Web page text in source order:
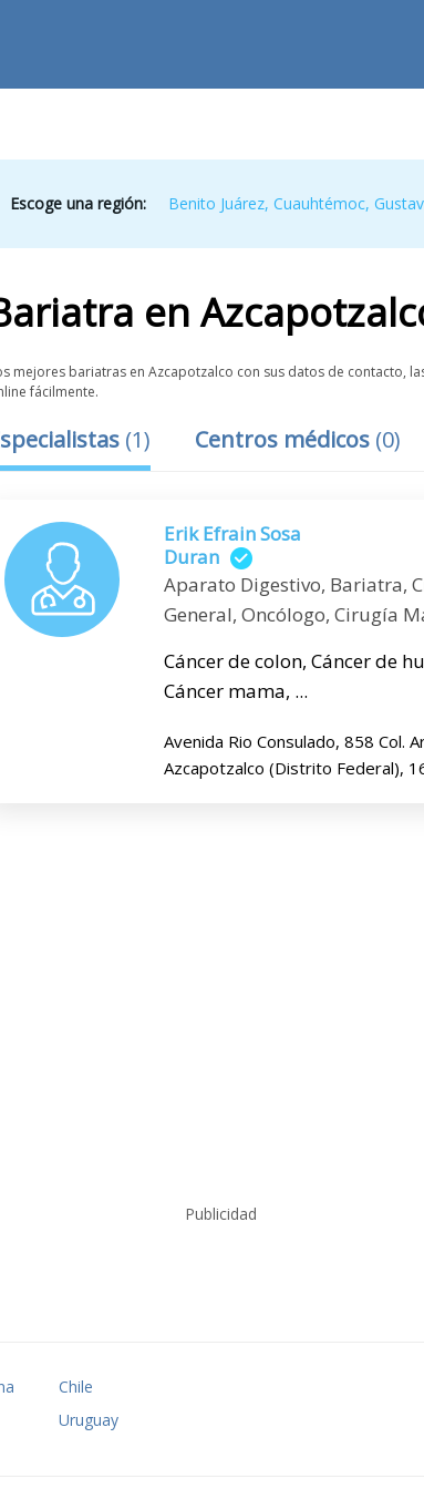
Escoge una región: Benito Juárez,Cuauhtémoc,
en
mejores bariatras en Azcapotzalco con sus datos de contacto,
fácilmente.
(1) Centros médicos (0)
Erik Efrain Sosa
Duran
Aparato Digestivo, Bariatra,
General, Oncólogo, Cirugía
Cáncer de colon, Cáncer de
Cáncer mama, ...
Avenida Rio Consulado, 858 Col.
Azcapotzalco (Distrito Federal),
Publicidad
Chile
Uruguay